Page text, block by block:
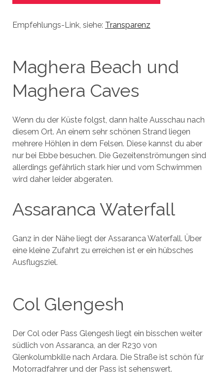
Empfehlungs-Link, siehe: Transparenz
Maghera Beach und
Maghera Caves
Wenn du der Küste folgst, dann halte Ausschau nach
diesem Ort. An einem sehr schönen Strand liegen
mehrere Höhlen in dem Felsen. Diese kannst du aber
nur bei Ebbe besuchen. Die Gezeitenströmungen sind
allerdings gefährlich stark hier und vom Schwimmen
wird daher leider abgeraten.
Assaranca Waterfall
Ganz in der Nähe liegt der Assaranca Waterfall. Über
eine kleine Zufahrt zu erreichen ist er ein hübsches
Ausflugsziel.
Col Glengesh
Der Col oder Pass Glengesh liegt ein bisschen weiter
südlich von Assaranca, an der R230 von
Glenkolumbkille nach Ardara. Die Straße ist schön für
Motorradfahrer und der Pass ist sehenswert.